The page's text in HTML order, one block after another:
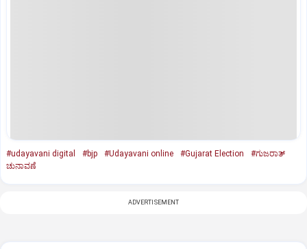
#udayavani digital #bjp #Udayavani online #Gujarat Election
#ಗುಜರಾತ್‌
ಚುನಾವಣೆ
ADVERTISEMENT